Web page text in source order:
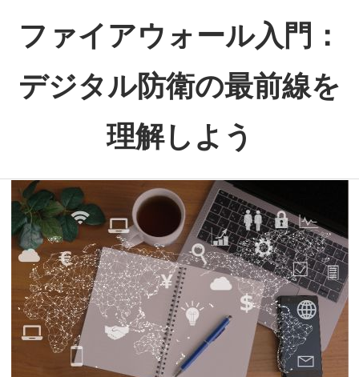
ファイアウォール入門：
デジタル防衛の最前線を
理解しよう
な
た
の
デ
ジ
タ
ル